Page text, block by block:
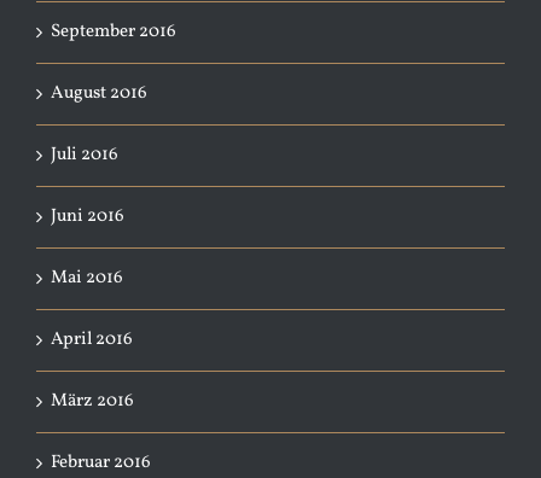
September 2016
August 2016
Juli 2016
Juni 2016
Mai 2016
April 2016
März 2016
Februar 2016